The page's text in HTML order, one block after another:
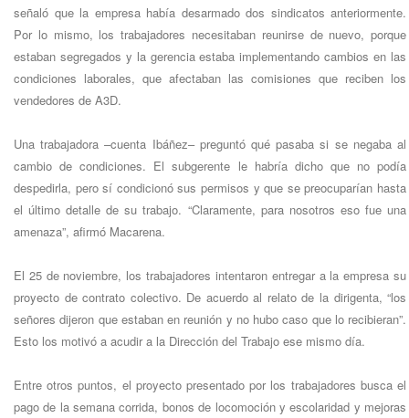
señaló que la empresa había desarmado dos sindicatos anteriormente.
Por lo mismo, los trabajadores necesitaban reunirse de nuevo, porque
estaban segregados y la gerencia estaba implementando cambios en las
condiciones laborales, que afectaban las comisiones que reciben los
vendedores de A3D.
Una trabajadora –cuenta Ibáñez– preguntó qué pasaba si se negaba al
cambio de condiciones. El subgerente le habría dicho que no podía
despedirla, pero sí condicionó sus permisos y que se preocuparían hasta
el último detalle de su trabajo. “Claramente, para nosotros eso fue una
amenaza”, afirmó Macarena.
El 25 de noviembre, los trabajadores intentaron entregar a la empresa su
proyecto de contrato colectivo. De acuerdo al relato de la dirigenta, “los
señores dijeron que estaban en reunión y no hubo caso que lo recibieran”.
Esto los motivó a acudir a la Dirección del Trabajo ese mismo día.
Entre otros puntos, el proyecto presentado por los trabajadores busca el
pago de la semana corrida, bonos de locomoción y escolaridad y mejoras